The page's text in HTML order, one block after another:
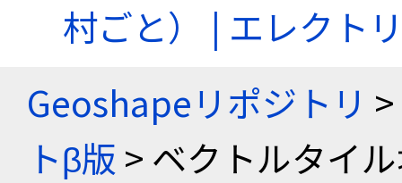
村ごと） | エレクト
Geoshapeリポジトリ >
トβ版 > ベクトルタイ